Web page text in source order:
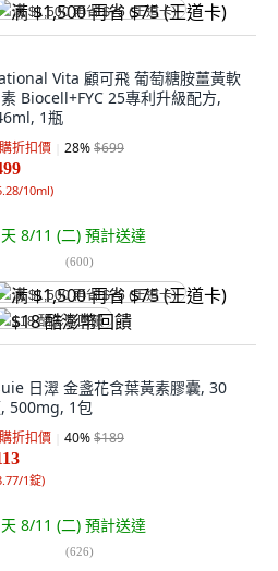
满 $1,500 再省 $75 (王道卡)
Vita 顧可飛 葡萄糖胺薑黃軟
Biocell+FYC 25專利升級配方,
1瓶
折扣價 28%$699
10ml)
8/11 (二) 預計送達
(600)
满 $1,500 再省 $75 (王道卡)
$18 酷澎幣回饋
日濢 金盞花含葉黃素膠囊, 30
500mg, 1包
折扣價 40%$189
1錠)
8/11 (二) 預計送達
(626)